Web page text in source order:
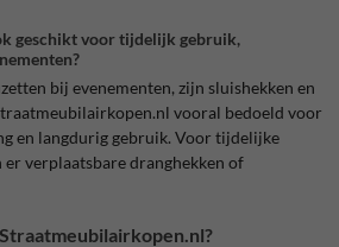
geschikt voor tijdelijk gebruik,
bij evenementen, zijn sluishekken en
vooral bedoeld voor
en langdurig gebruik. Voor tijdelijke
er verplaatsbare dranghekken of